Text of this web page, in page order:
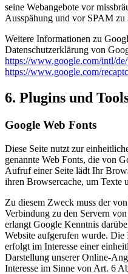
seine Webangebote vor
Ausspähung und vor SPAM zu
Weitere Informationen zu
Datenschutzerklärung von
https://www.google.com/intl/
https://www.google.com/
6. Plugins und
Google Web Fonts
Diese Seite nutzt zur
genannte Web Fonts, die von
Aufruf einer Seite lädt Ihr
ihren Browsercache, um Texte
Zu diesem Zweck muss der
Verbindung zu den Servern
erlangt Google Kenntnis
Website aufgerufen wurde.
erfolgt im Interesse einer
Darstellung unserer Online-
Interesse im Sinne von Art. 6